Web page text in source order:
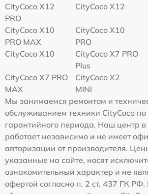
CityCoco X12
PRO
CityCoco X12
CityCoco X10
PRO MAX
CityCoco X10
PRO
CityCoco X10
CityCoco X7 PRO
Plus
CityCoco X7 PRO
MAX
CityCoco X2
MINI
Мы занимаемся ремонтом и
обслуживанием техники CityCoco по
гарантийного периода. Наш центр
работает независимо и не имеет
авторизации от производителя.
указанные на сайте, носят
ознакомительный характер и не
офертой согласно п. 2 ст. 437 ГК